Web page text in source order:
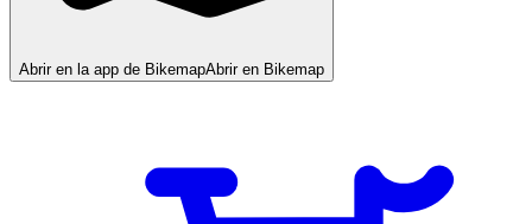
Abrir en la app de BikemapAbrir en Bikemap